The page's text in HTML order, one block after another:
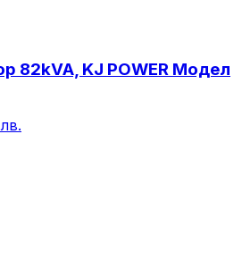
82kVA, KJ POWER Модел